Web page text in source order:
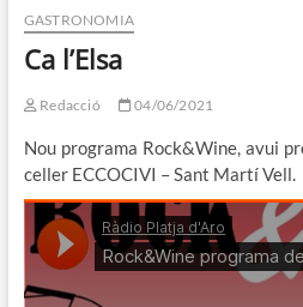
GASTRONOMIA
Ca l’Elsa
Redacció 04/06/2021
Nou programa Rock&Wine, avui
celler ECCOCIVI – Sant Martí Vell.